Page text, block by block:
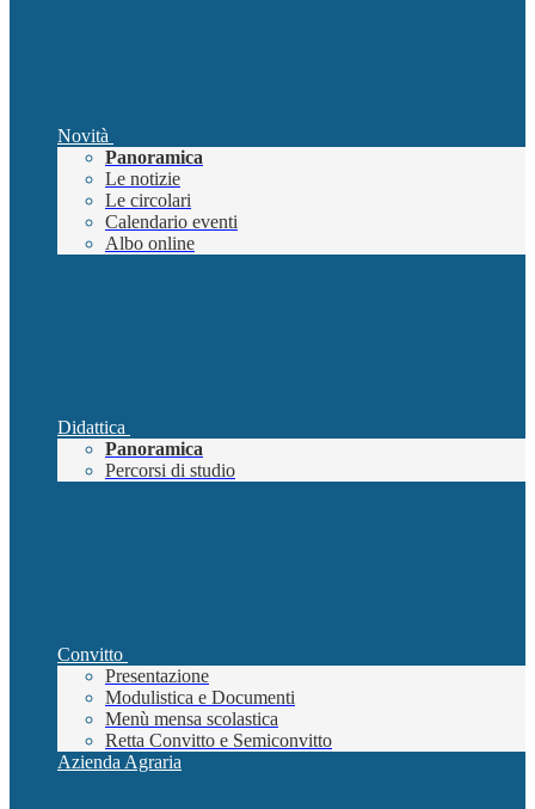
Novità
Panoramica
Le notizie
Le circolari
Calendario eventi
Albo online
Didattica
Panoramica
Percorsi di studio
Convitto
Presentazione
Modulistica e Documenti
Menù mensa scolastica
Retta Convitto e Semiconvitto
Azienda Agraria